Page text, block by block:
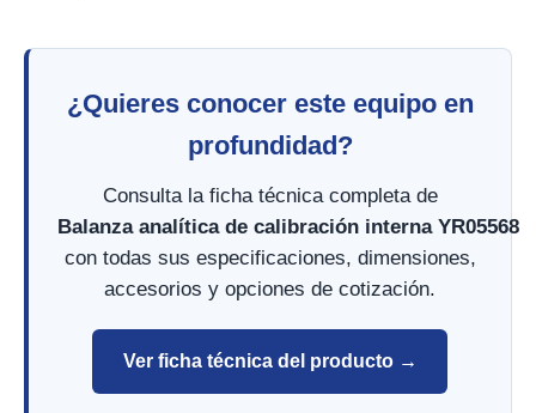
¿Quieres conocer este equipo en
profundidad?
Consulta la ficha técnica completa de
Balanza analítica de calibración interna YR05568
con todas sus especificaciones, dimensiones,
accesorios y opciones de cotización.
Ver ficha técnica del producto →